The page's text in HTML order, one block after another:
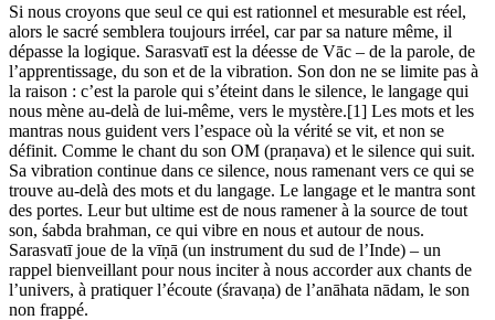
Si nous croyons que seul ce qui est rationnel et mesurable est réel,
alors le sacré semblera toujours irréel, car par sa nature même, il
dépasse la logique. Sarasvatī est la déesse de Vāc – de la parole, de
l’apprentissage, du son et de la vibration. Son don ne se limite pas à
la raison : c’est la parole qui s’éteint dans le silence, le langage qui
nous mène au-delà de lui-même, vers le mystère.[1] Les mots et les
mantras nous guident vers l’espace où la vérité se vit, et non se
définit. Comme le chant du son OM (praṇava) et le silence qui suit.
Sa vibration continue dans ce silence, nous ramenant vers ce qui se
trouve au-delà des mots et du langage. Le langage et le mantra sont
des portes. Leur but ultime est de nous ramener à la source de tout
son, śabda brahman, ce qui vibre en nous et autour de nous.
Sarasvatī joue de la vīṇā (un instrument du sud de l’Inde) – un
rappel bienveillant pour nous inciter à nous accorder aux chants de
l’univers, à pratiquer l’écoute (śravaṇa) de l’anāhata nādam, le son
non frappé.